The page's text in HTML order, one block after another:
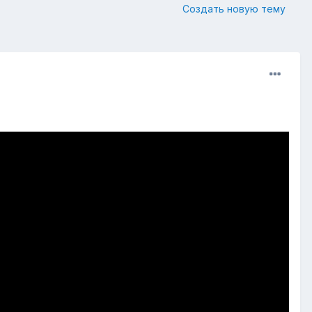
Создать новую тему